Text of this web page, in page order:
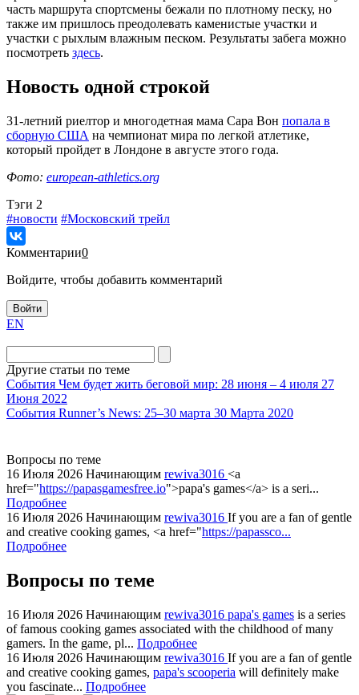
часть маршрута спортсмены бежали по плотному песку, но
также им пришлось преодолевать каменистые участки и
участки с рыхлым влажным песком. Результаты забега можно
посмотреть здесь.
Новость одной строкой
31-летний риелтор и многодетная мама Сара Вон попала в
сборную США на чемпионат мира по легкой атлетике,
который пройдет в Лондоне в августе этого года.
Фото: european-athletics.org
Tэги 2
#новости #Московский трейл
Комментарии0
Войдите, чтобы добавить комментарий
Войти
EN
Другие статьи по теме
События Чем будет жить беговой мир: 28 июня – 4 июля 27
Июня 2022
События Runner’s News: 25–30 марта 30 Марта 2020
Вопросы по теме
16 Июля 2026 Начинающим rewiva3016 <a
href="https://papasgamesfree.io">papa's games</a> is a seri...
Подробнее
16 Июля 2026 Начинающим rewiva3016 If you are a fan of gentle
and creative cooking games, <a href="https://papassco...
Подробнее
Вопросы по теме
16 Июля 2026 Начинающим rewiva3016 papa's games is a series
of famous cooking games associated with the childhood of many
gamers. In the game, pl... Подробнее
16 Июля 2026 Начинающим rewiva3016 If you are a fan of gentle
and creative cooking games, papa's scooperia will definitely make
you fascinate... Подробнее